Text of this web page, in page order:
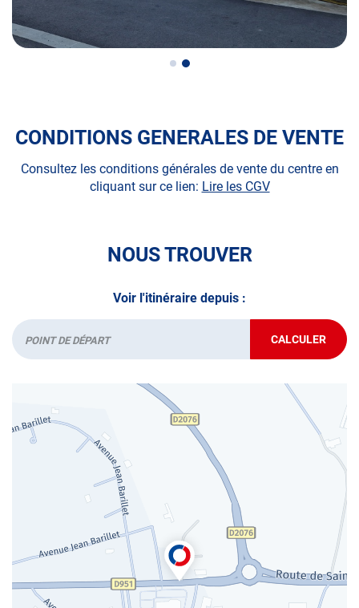
N’attendez plus pour votre sécurité et faire vérifier votre
véhicule : Prenez RDV dans votre
CONDITIONS GENERALES DE VENTE
Consultez les conditions générales de vente du centre en
cliquant sur ce lien: Lire les CGV
NOUS TROUVER
Voir l'itinéraire depuis :
Départ CALCULER
JUSQU'AU
POINT
AUTOSUR
SANCOINS